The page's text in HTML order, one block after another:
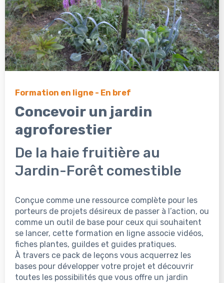
Formation en ligne - En bref
Concevoir un jardin
agroforestier
De la haie fruitière au
Jardin-Forêt comestible
Conçue comme une ressource complète pour les
porteurs de projets désireux de passer à l’action, ou
comme un outil de base pour ceux qui souhaitent
se lancer, cette formation en ligne associe vidéos,
fiches plantes, guildes et guides pratiques.
À travers ce pack de leçons vous acquerrez les
bases pour développer votre projet et découvrir
toutes les possibilités que vous offre un jardin